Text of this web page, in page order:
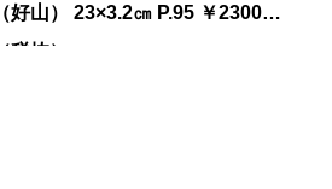
（好山） 23×3.2㎝ P.95 ￥2300
（税抜）